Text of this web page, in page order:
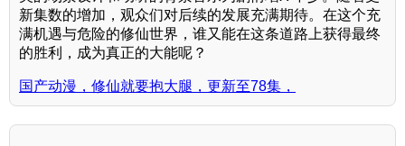
新集数的增加，观众们对后续的发展充满期待。在这个充
满机遇与危险的修仙世界，谁又能在这条道路上获得最终
的胜利，成为真正的大能呢？
国产动漫，修仙就要抱大腿，更新至78集，